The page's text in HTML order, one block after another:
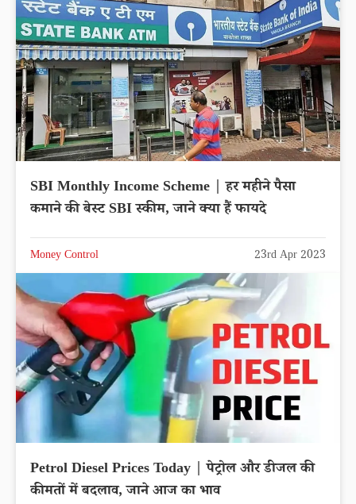
SBI Monthly Income Scheme | हर महीने पैसा
कमाने की बेस्ट SBI स्कीम, जाने क्या हैं फायदे
Money Control 23rd Apr 2023
Petrol Diesel Prices Today | पेट्रोल और डीजल की
कीमतों में बदलाव, जाने आज का भाव